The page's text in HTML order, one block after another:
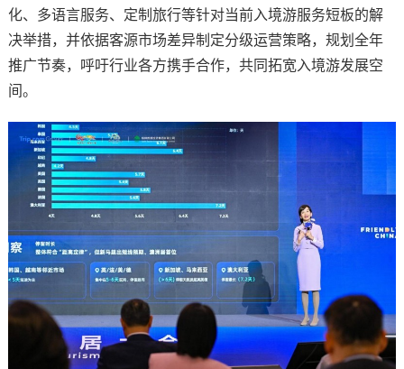
化、多语言服务、定制旅行等针对当前入境游服务短板的解
决举措，并依据客源市场差异制定分级运营策略，规划全年
推广节奏，呼吁行业各方携手合作，共同拓宽入境游发展空
间。